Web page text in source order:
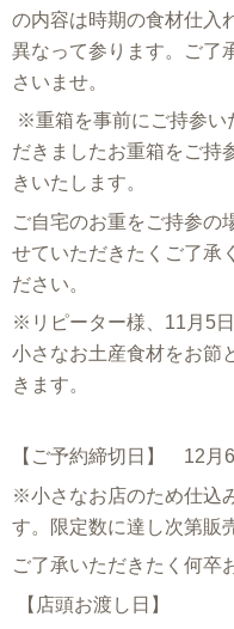
の内容は時期の食材仕入
異なって参ります。ご了
さいませ。
※重箱を事前にご持参い
だきましたお重箱をご持
きいたします。
ご自宅のお重をご持参の
せていただきたくご了承
ださい。
※リピーター様、11月5
小さなお土産食材をお節
きます。
【ご予約締切日】 12月
※小さなお店のため仕込
す。限定数に達し次第販
ご了承いただきたく何卒
【店頭お渡し日】